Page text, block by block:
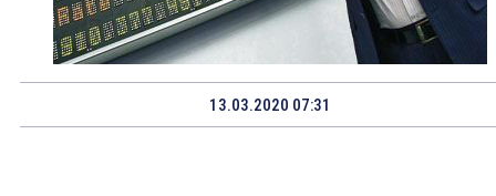
13.03.2020 07:31